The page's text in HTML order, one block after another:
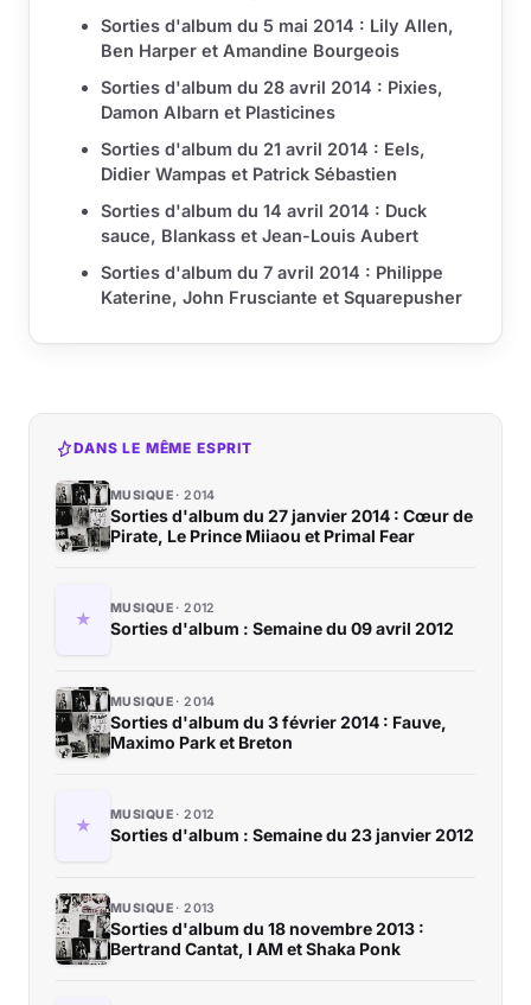
Sorties d'album du 5 mai 2014 : Lily Allen,
Ben Harper et Amandine Bourgeois
Sorties d'album du 28 avril 2014 : Pixies,
Damon Albarn et Plasticines
Sorties d'album du 21 avril 2014 : Eels,
Didier Wampas et Patrick Sébastien
Sorties d'album du 14 avril 2014 : Duck
sauce, Blankass et Jean-Louis Aubert
Sorties d'album du 7 avril 2014 : Philippe
Katerine, John Frusciante et Squarepusher
DANS LE MÊME ESPRIT
MUSIQUE 2014
Sorties d'album du 27 janvier 2014 : Cœur de
Pirate, Le Prince Miiaou et Primal Fear
MUSIQUE 2012
Sorties d'album : Semaine du 09 avril 2012
MUSIQUE 2014
Sorties d'album du 3 février 2014 : Fauve,
Maximo Park et Breton
MUSIQUE 2012
Sorties d'album : Semaine du 23 janvier 2012
MUSIQUE 2013
Sorties d'album du 18 novembre 2013 :
Bertrand Cantat, I AM et Shaka Ponk